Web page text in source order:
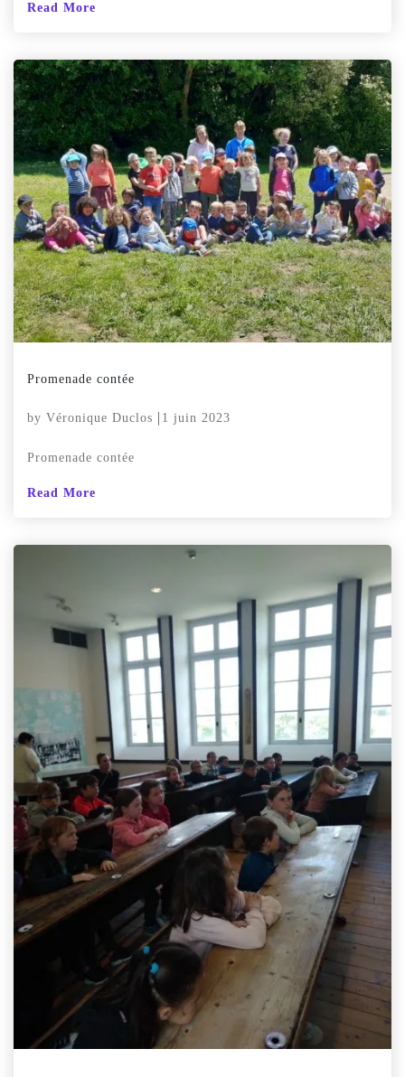
Read More
Promenade contée
by Véronique Duclos 1 juin 2023
Promenade contée
Read More